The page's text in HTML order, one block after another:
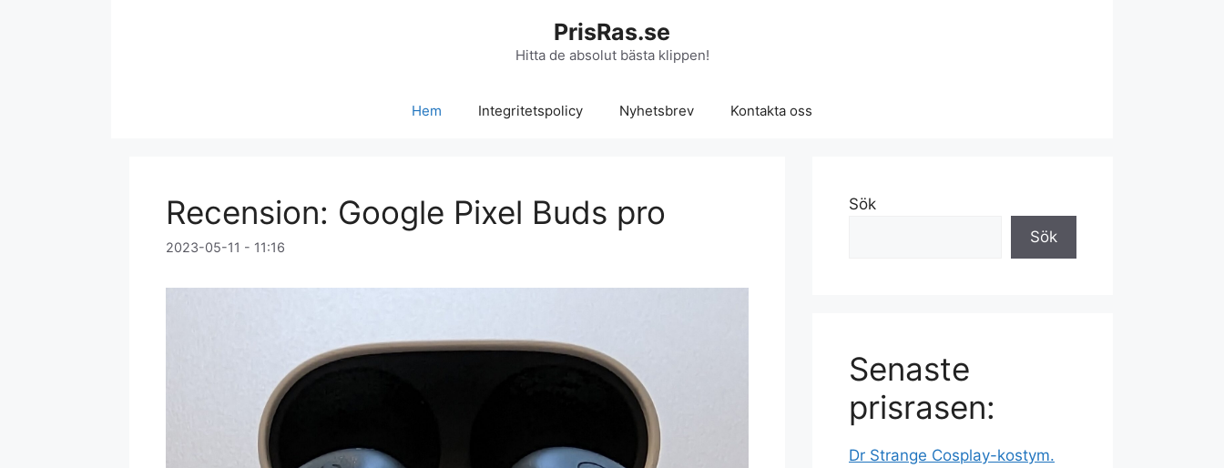
PrisRas.se
Hitta de absolut bästa klippen!
Hem Integritetspolicy Nyhetsbrev Kontakta oss
Recension: Google Pixel Buds pro
2023-05-11 - 11:16
Sök
Sök
Senaste
prisrasen:
Dr Strange Cosplay-kostym.